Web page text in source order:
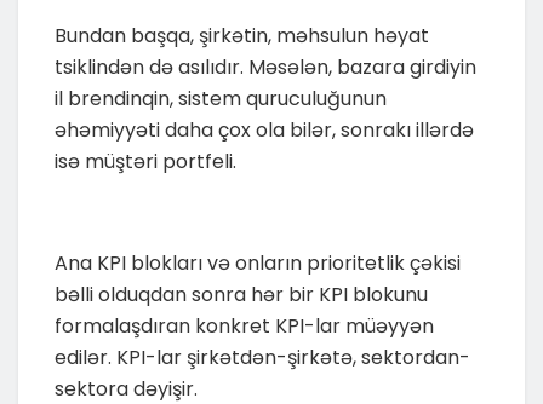
Bundan başqa, şirkətin, məhsulun həyat
tsiklindən də asılıdır. Məsələn, bazara girdiyin
il brendinqin, sistem quruculuğunun
əhəmiyyəti daha çox ola bilər, sonrakı illərdə
isə müştəri portfeli.
Ana KPI blokları və onların prioritetlik çəkisi
bəlli olduqdan sonra hər bir KPI blokunu
formalaşdıran konkret KPI-lar müəyyən
edilər. KPI-lar şirkətdən-şirkətə, sektordan-
sektora dəyişir.